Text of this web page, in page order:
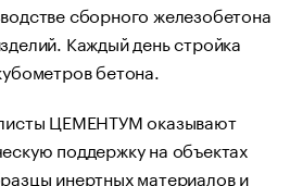
сборного железобетона
Каждый день стройка
бетона.
ЦЕМЕНТУМ оказывают
поддержку на объектах
инертных материалов и